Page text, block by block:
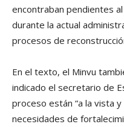
encontraban pendientes
durante la actual
procesos de
En el texto, el Minvu
indicado el secretario de
proceso están “a la vista
necesidades de